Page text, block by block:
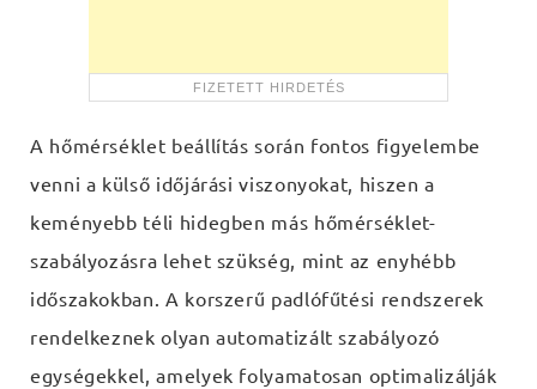
A hőmérséklet beállítás során fontos figyelembe
venni a külső időjárási viszonyokat, hiszen a
keményebb téli hidegben más hőmérséklet-
szabályozásra lehet szükség, mint az enyhébb
időszakokban. A korszerű padlófűtési rendszerek
rendelkeznek olyan automatizált szabályozó
egységekkel, amelyek folyamatosan optimalizálják